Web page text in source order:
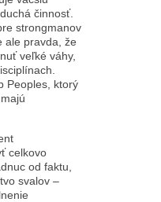
činnosť.
strongmanov
ale pravda, že
veľké váhy,
Peoples, ktorý
celkovo
od faktu,
svalov –